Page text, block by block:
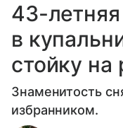
43-
в
стойку на
Знаменитость
избранником.